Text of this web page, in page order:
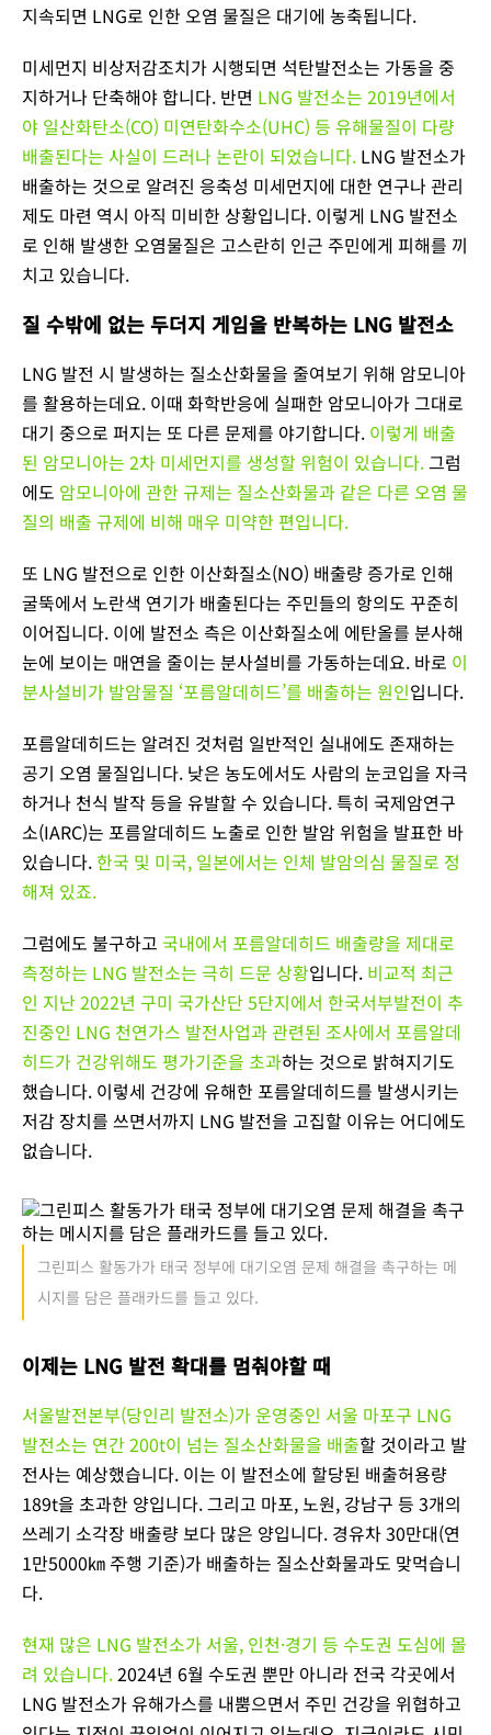
지속되면 LNG로 인한 오염 물질은 대기에 농축됩니다.
미세먼지 비상저감조치가 시행되면 석탄발전소는 가동을 중
지하거나 단축해야 합니다. 반면 LNG 발전소는 2019년에서
야 일산화탄소(CO) 미연탄화수소(UHC) 등 유해물질이 다량
배출된다는 사실이 드러나 논란이 되었습니다. LNG 발전소가
배출하는 것으로 알려진 응축성 미세먼지에 대한 연구나 관리
제도 마련 역시 아직 미비한 상황입니다. 이렇게 LNG 발전소
로 인해 발생한 오염물질은 고스란히 인근 주민에게 피해를 끼
치고 있습니다.
질 수밖에 없는 두더지 게임을 반복하는 LNG 발전소
LNG 발전 시 발생하는 질소산화물을 줄여보기 위해 암모니아
를 활용하는데요. 이때 화학반응에 실패한 암모니아가 그대로
대기 중으로 퍼지는 또 다른 문제를 야기합니다. 이렇게 배출
된 암모니아는 2차 미세먼지를 생성할 위험이 있습니다.그럼
에도 암모니아에 관한 규제는 질소산화물과 같은 다른 오염 물
질의 배출 규제에 비해 매우 미약한 편입니다.
또 LNG 발전으로 인한 이산화질소(NO) 배출량 증가로 인해
굴뚝에서 노란색 연기가 배출된다는 주민들의 항의도 꾸준히
이어집니다. 이에 발전소 측은 이산화질소에 에탄올를 분사해
눈에 보이는 매연을 줄이는 분사설비를 가동하는데요. 바로 이
분사설비가 발암물질 ‘포름알데히드’를 배출하는 원인입니다.
포름알데히드는 알려진 것처럼 일반적인 실내에도 존재하는
공기 오염 물질입니다. 낮은 농도에서도 사람의 눈코입을 자극
하거나 천식 발작 등을 유발할 수 있습니다. 특히 국제암연구
소(IARC)는 포름알데히드 노출로 인한 발암 위험을 발표한 바
있습니다.한국 및 미국, 일본에서는 인체 발암의심 물질로 정
해져 있죠.
그럼에도 불구하고 국내에서 포름알데히드 배출량을 제대로
측정하는 LNG 발전소는 극히 드문 상황입니다. 비교적 최근
인 지난 2022년 구미 국가산단 5단지에서 한국서부발전이 추
진중인 LNG 천연가스 발전사업과 관련된 조사에서 포름알데
히드가 건강위해도 평가기준을 초과하는 것으로 밝혀지기도
했습니다. 이렇세 건강에 유해한 포름알데히드를 발생시키는
저감 장치를 쓰면서까지 LNG 발전을 고집할 이유는 어디에도
없습니다.
그린피스 활동가가 태국 정부에 대기오염 문제 해결을 촉구하는 메
시지를 담은 플래카드를 들고 있다.
이제는 LNG 발전 확대를 멈춰야할 때
서울발전본부(당인리 발전소)가 운영중인 서울 마포구 LNG
발전소는 연간 200t이 넘는 질소산화물을 배출할 것이라고 발
전사는 예상했습니다. 이는 이 발전소에 할당된 배출허용량
189t을 초과한 양입니다. 그리고 마포, 노원, 강남구 등 3개의
쓰레기 소각장 배출량 보다 많은 양입니다. 경유차 30만대(연
1만5000㎞ 주행 기준)가 배출하는 질소산화물과도 맞먹습니
다.
현재 많은 LNG 발전소가 서울, 인천·경기 등 수도권 도심에 몰
려 있습니다.2024년 6월 수도권 뿐만 아니라 전국 각곳에서
LNG 발전소가 유해가스를 내뿜으면서 주민 건강을 위협하고